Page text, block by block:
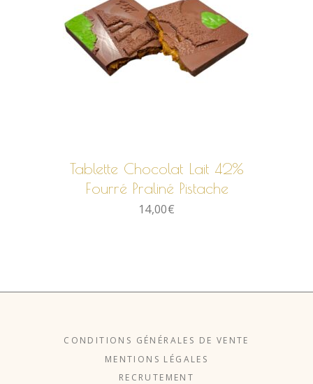
Tablette Chocolat Lait 42%
Fourré Praliné Pistache
14,00€
CONDITIONS GÉNÉRALES DE VENTE
MENTIONS LÉGALES
RECRUTEMENT